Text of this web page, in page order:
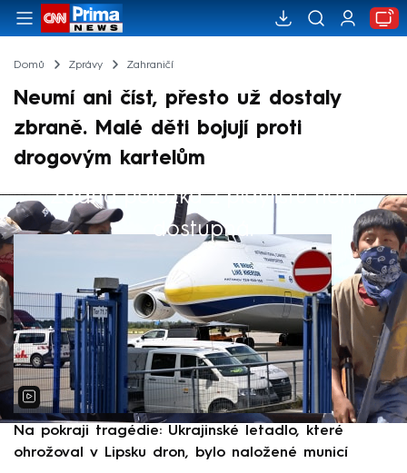
Domů Zprávy Zahraničí
Neumí ani číst, přesto už dostaly
zbraně. Malé děti bojují proti
drogovým kartelům
Žádná položka z playlistu není
dostupná.
Výběr redakce
Na pokraji tragédie: Ukrajinské letadlo, které
ohrožoval v Lipsku dron, bylo naložené municí